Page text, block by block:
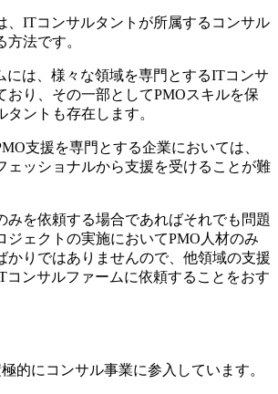
、ITコンサルタントが所属するコンサル
法です。
には、様々な領域を専門とするITコンサ
おり、その一部としてPMOスキルを保
ントも存在します。
支援を専門とする企業においては、
ェッショナルから支援を受けることが難
みを依頼する場合であればそれでも問題
ジェクトの実施においてPMO人材のみ
かりではありませんので、他領域の支援
コンサルファームに依頼することをおす
的にコンサル事業に参入しています。